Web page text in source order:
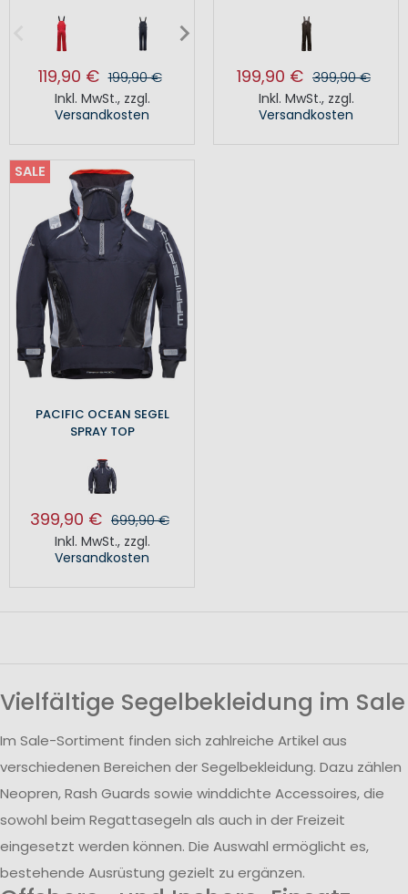
119,90 € 199,90 €
Inkl. MwSt., zzgl.
Versandkosten
199,90 € 399,90 €
Inkl. MwSt., zzgl.
Versandkosten
SALE
PACIFIC OCEAN SEGEL
SPRAY TOP
399,90 € 699,90 €
Inkl. MwSt., zzgl.
Versandkosten
Vielfältige Segelbekleidung im Sale
Im Sale-Sortiment finden sich zahlreiche Artikel aus
verschiedenen Bereichen der Segelbekleidung. Dazu zählen
Neopren, Rash Guards sowie winddichte Accessoires, die
sowohl beim Regattasegeln als auch in der Freizeit
eingesetzt werden können. Die Auswahl ermöglicht es,
bestehende Ausrüstung gezielt zu ergänzen.